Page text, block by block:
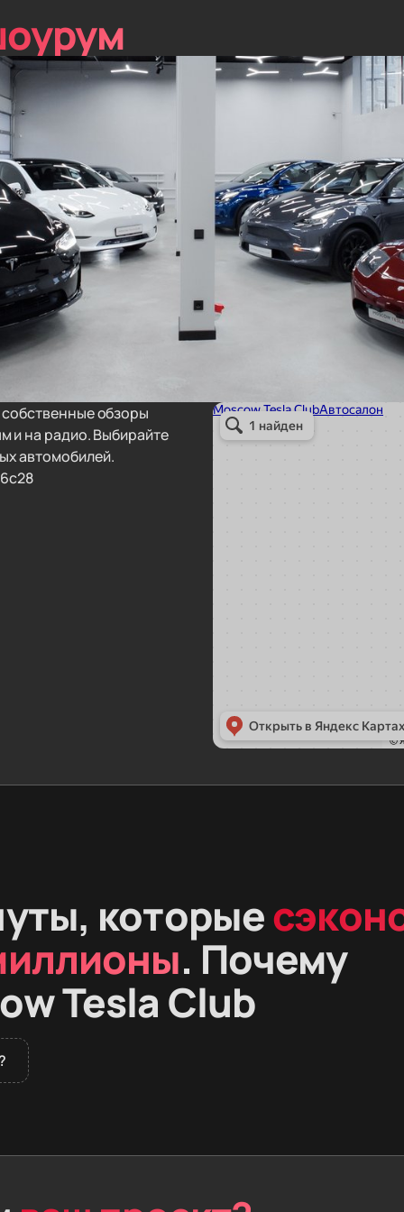
обзоры
и на радио. Выбирайте
автомобилей.
которые
. Почему
Tesla Club
заблокированную электронику и проблемы на